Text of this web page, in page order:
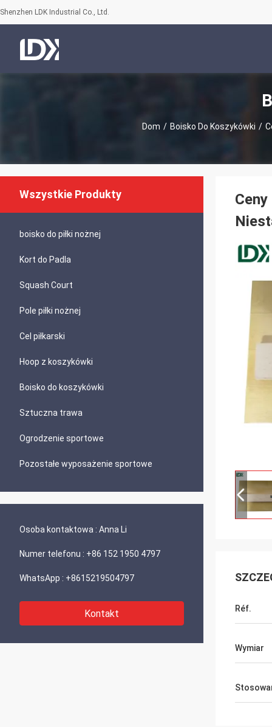
Shenzhen LDK Industrial Co., Ltd.
Dom / Boisko Do Koszykówki /
Wszystkie Produkty
boisko do piłki nożnej
Kort do Padla
Squash Court
Pole piłki nożnej
Cel piłkarski
Hoop z koszykówki
Boisko do koszykówki
Sztuczna trawa
Ogrodzenie sportowe
Pozostałe wyposażenie sportowe
Osoba kontaktowa : Anna Li
Numer telefonu : +86 152 1950 4797
WhatsApp : +8615219504797
Kontakt Réf.
Wymiar